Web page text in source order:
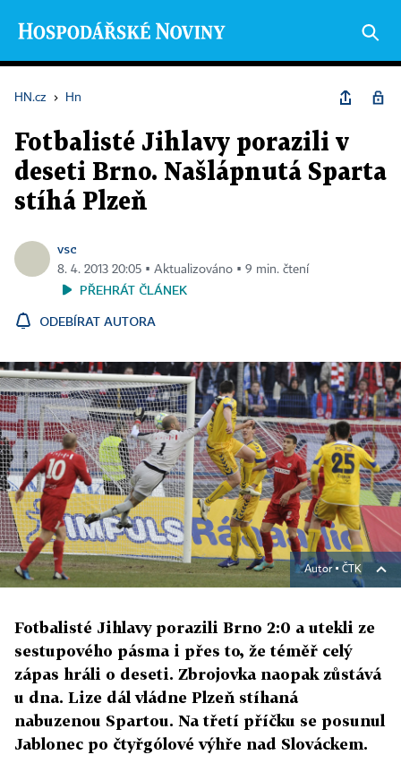
HN.cz › Hn
Fotbalisté Jihlavy porazili v
deseti Brno. Našlápnutá Sparta
stíhá Plzeň
vsc
8. 4. 2013 20:05 ▪ Aktualizováno ▪ 9 min. čtení
PŘEHRÁT ČLÁNEK
ODEBÍRAT AUTORA
Autor ▪ ČTK
Fotbalisté Jihlavy porazili Brno 2:0 a utekli ze
sestupového pásma i přes to, že téměř celý
zápas hráli o deseti. Zbrojovka naopak zůstává
u dna. Lize dál vládne Plzeň stíhaná
nabuzenou Spartou. Na třetí příčku se posunul
Jablonec po čtyřgólové výhře nad Slováckem.